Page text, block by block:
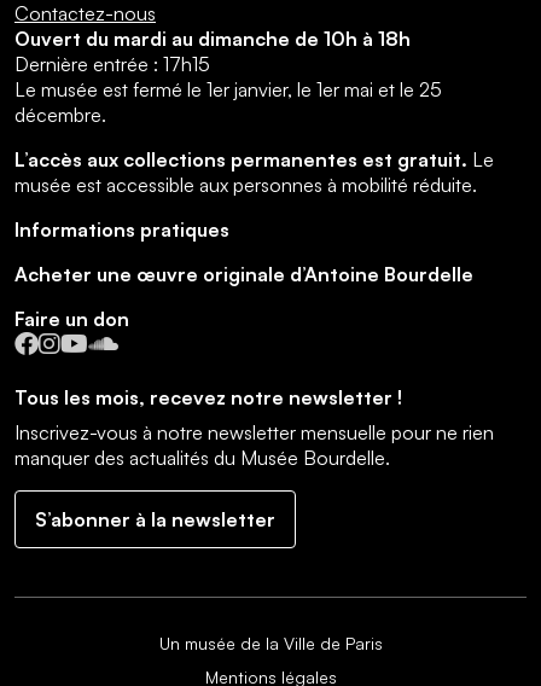
Contactez-nous
Ouvert du mardi au dimanche de 10h à 18h
Dernière entrée : 17h15
Le musée est fermé le 1er janvier, le 1er mai et le 25
décembre.
L’accès aux collections permanentes est gratuit. Le
musée est accessible aux personnes à mobilité réduite.
Informations pratiques
Acheter une œuvre originale d’Antoine Bourdelle
Faire un don
Facebook
Instagram
YouTube
SoundCloud
Tous les mois, recevez notre newsletter !
Inscrivez-vous à notre newsletter mensuelle pour ne rien
manquer des actualités du Musée Bourdelle.
S’abonner à la newsletter
Un musée de la Ville de Paris
Mentions légales